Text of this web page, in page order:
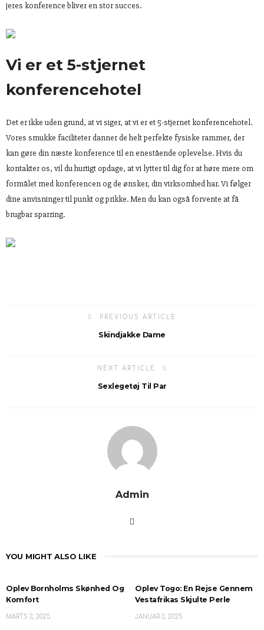
jeres konference bliver en stor succes.
Vi er et 5-stjernet
konferencehotel
Det er ikke uden grund, at vi siger, at vi er et 5-stjernet konferencehotel.
Vores smukke faciliteter danner de helt perfekte fysiske rammer, der
kan gøre din næste konference til en enestående oplevelse. Hvis du
kontakter os, vil du hurtigt opdage, at vi lytter til dig for at høre mere om
formålet med konferencen og de ønsker, din virksomhed har. Vi følger
dine anvisninger til punkt og prikke. Men du kan også forvente at få
brugbar sparring.
PREVIOUS ARTICLE
Skindjakke Dame
NEXT ARTICLE
Sexlegetøj Til Par
Admin
YOU MIGHT ALSO LIKE
Oplev Bornholms Skønhed Og
Komfort
MARTS 3, 2025
Oplev Togo: En Rejse Gennem
Vestafrikas Skjulte Perle
JANUAR 3, 2025